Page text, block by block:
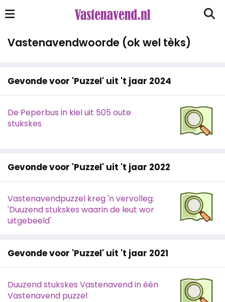
Vastenavendwoorde (ok wel tèks)
Gevonde voor 'Puzzel' uit 't jaar 2024
De Peperbus in kiel uit 505 oute
stukskes
Gevonde voor 'Puzzel' uit 't jaar 2022
Vastenavendpuzzel kreg 'n vervolleg:
'Duuzend stukskes waarin de leut wor
uitgebeeld'
Gevonde voor 'Puzzel' uit 't jaar 2021
Duuzend stukskes Vastenavend in één
Vastenavend puzzel